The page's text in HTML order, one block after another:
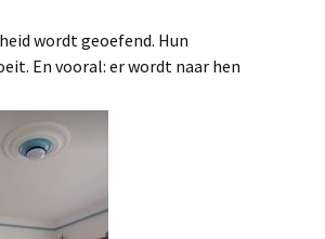
wordt geoefend. Hun
En vooral: er wordt naar hen